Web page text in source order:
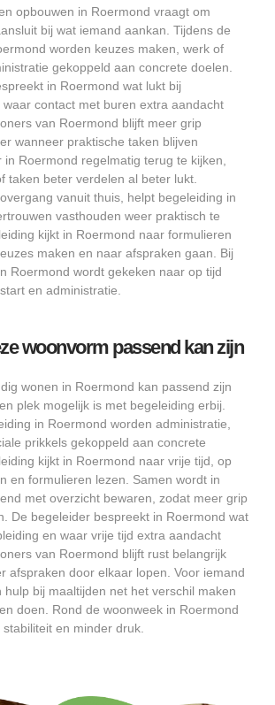
opbouwen in Roermond vraagt om
bij wat iemand aankan. Tijdens de
worden keuzes maken, werk of
gekoppeld aan concrete doelen.
in Roermond wat lukt bij
contact met buren extra aandacht
van Roermond blijft meer grip
wanneer praktische taken blijven
in Roermond regelmatig terug te kijken,
taken beter verdelen al beter lukt.
vanuit thuis, helpt begeleiding in
vasthouden weer praktisch te
kijkt in Roermond naar formulieren
maken en naar afspraken gaan. Bij
Roermond wordt gekeken naar op tijd
en administratie.
woonvorm passend kan zijn
wonen in Roermond kan passend zijn
plek mogelijk is met begeleiding erbij.
in Roermond worden administratie,
prikkels gekoppeld aan concrete
kijkt in Roermond naar vrije tijd, op
en formulieren lezen. Samen wordt in
met overzicht bewaren, zodat meer grip
De begeleider bespreekt in Roermond wat
en waar vrije tijd extra aandacht
van Roermond blijft rust belangrijk
afspraken door elkaar lopen. Voor iemand
hulp bij maaltijden net het verschil maken
doen. Rond de woonweek in Roermond
en minder druk.